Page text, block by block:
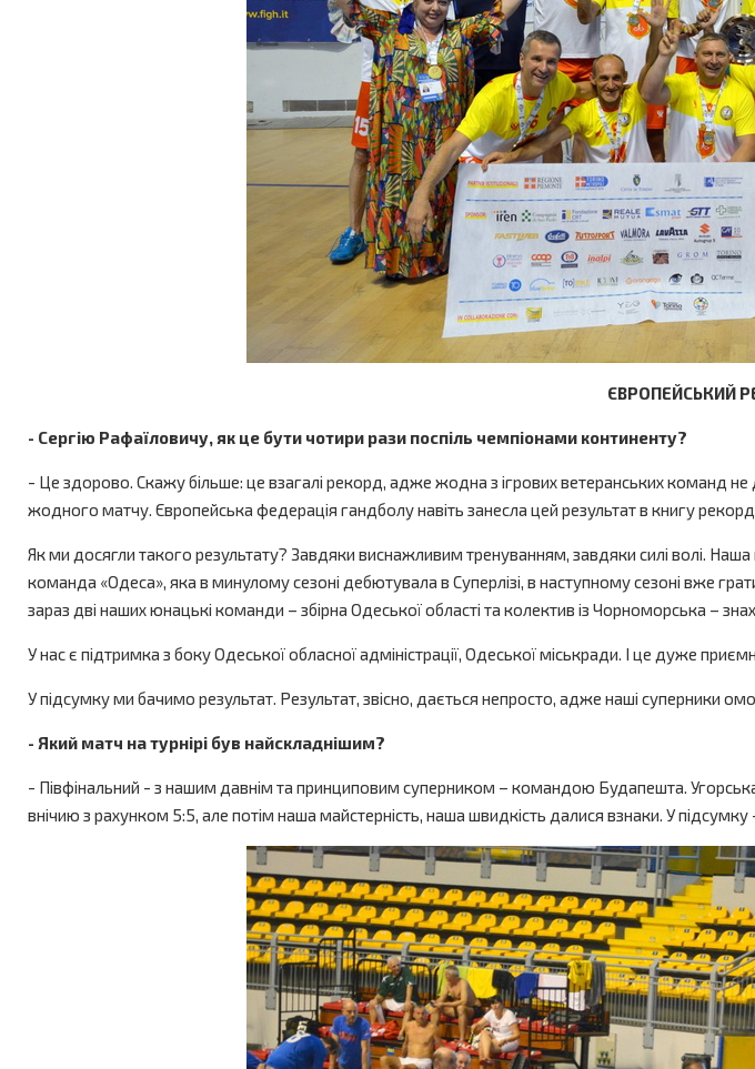
ЄВРОПЕЙСЬКИЙ
- Сергію Рафаїловичу, як це бути чотири рази поспіль чемпіонами континенту?
- Це здорово. Скажу більше: це взагалі рекорд, адже жодна з ігрових ветеранських команд
жодного матчу. Європейська федерація гандболу навіть занесла цей результат в книгу
Як ми досягли такого результату? Завдяки виснажливим тренуванням, завдяки силі волі.
команда «Одеса», яка в минулому сезоні дебютувала в Суперлізі, в наступному сезоні вже
зараз дві наших юнацькі команди – збірна Одеської області та колектив із Чорноморська –
У нас є підтримка з боку Одеської обласної адміністрації, Одеської міськради. І це дуже
У підсумку ми бачимо результат. Результат, звісно, дається непросто, адже наші суперники
- Який матч на турнірі був найскладнішим?
- Півфінальний - з нашим давнім та принциповим суперником – командою Будапешта.
внічию з рахунком 5:5, але потім наша майстерність, наша швидкість далися взнаки. У підсумку